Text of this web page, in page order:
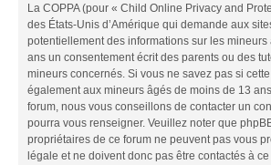
La COPPA (pour « Child Online Privacy and
des États-Unis d’Amérique qui demande aux
potentiellement des informations sur les mineurs
ans un consentement écrit des parents ou des
mineurs concernés. Si vous ne savez pas si
également aux mineurs âgés de moins de 13
forum, nous vous conseillons de contacter un
pourra vous renseigner. Veuillez noter que
propriétaires de ce forum ne peuvent pas vous
légale et ne doivent donc pas être contactés à